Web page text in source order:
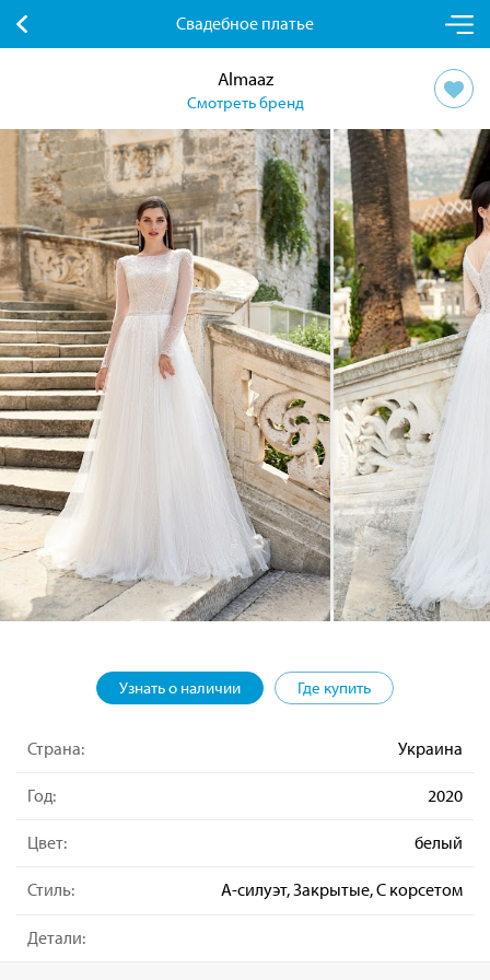
Свадебное платье
Almaaz
Смотреть бренд
Узнать о наличии Где купить
Страна: Украина
Год: 2020
Цвет: белый
Стиль: А-силуэт, Закрытые, С корсетом
Детали: